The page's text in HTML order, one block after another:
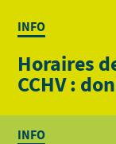
INFO
Horaires
CCHV :
INFO